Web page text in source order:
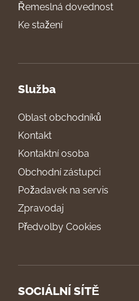
Řemeslná dovednost
Ke stažení
Služba
Oblast obchodníků
Kontakt
Kontaktní osoba
Obchodní zástupci
Požadavek na servis
Zpravodaj
Předvolby Cookies
SOCIÁLNÍ SÍTĚ